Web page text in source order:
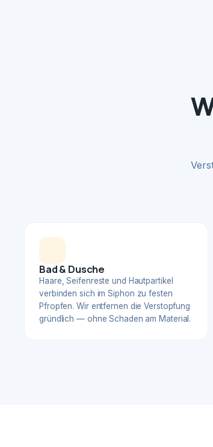
Bad & Dusche
Haare, Seifenreste und Hautpartikel
verbinden sich im Siphon zu festen
Pfropfen. Wir entfernen die Verstopfung
gründlich — ohne Schaden am Material.